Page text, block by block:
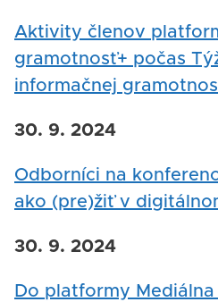
Aktivity členov
gramotnosť+ počas
informačnej
30. 9. 2024
Odborníci na
ako (pre)žiť v
30. 9. 2024
Do platformy